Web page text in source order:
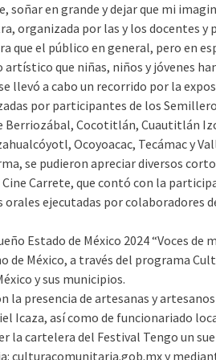
soñar en grande y dejar que mi
organizada por las y los docentes
que el público en general, pero en
artístico que niñas, niños y jóvenes
llevó a cabo un recorrido por la
por participantes de los
Berriozábal, Cocotitlán, Cuautitlán
Ocoyoacac, Tecámac y
se pudieron apreciar diversos
Carrete, que contó con la
orales ejecutadas por colaboradores
Estado de México 2024 “Voces
de México, a través del programa
y sus municipios.
la presencia de artesanas y
Icaza, así como de funcionariado
la cartelera del Festival Tengo un
culturacomunitaria.gob.mx y